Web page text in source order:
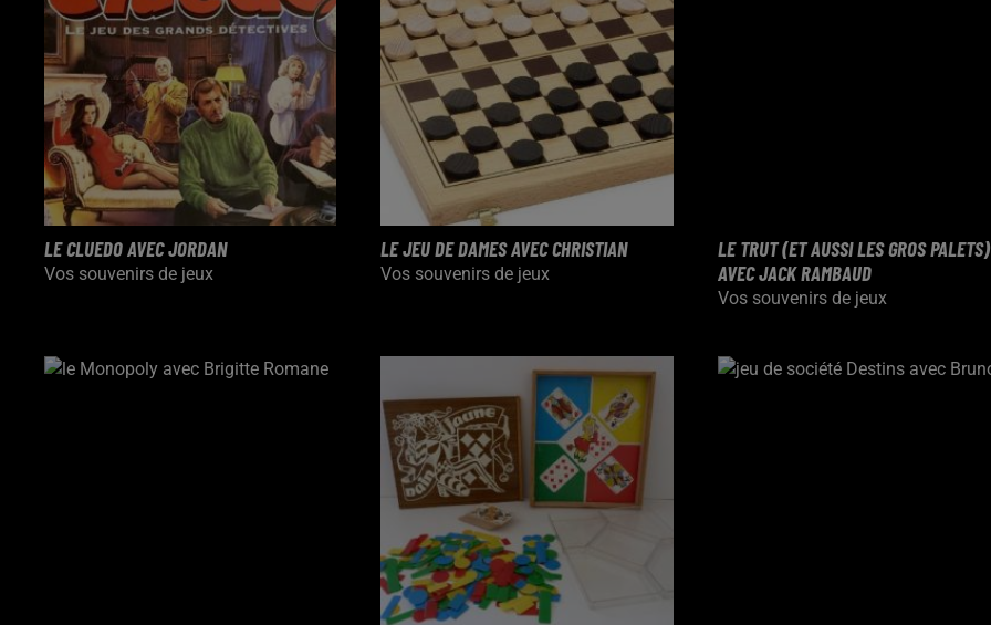
LE CLUEDO AVEC JORDAN
Vos souvenirs de jeux
LE JEU DE DAMES AVEC CHRISTIAN
Vos souvenirs de jeux
LE TRUT (ET AUSSI LES GROS PALETS)
AVEC JACK RAMBAUD
Vos souvenirs de jeux